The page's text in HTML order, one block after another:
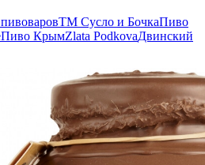
ТМ Сусло и БочкаПиво
Пиво КрымZlata PodkovaДвинский